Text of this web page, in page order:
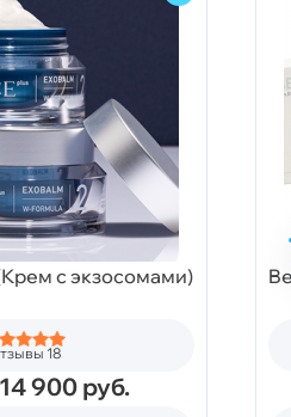
с экзосомами)
18
900 руб.